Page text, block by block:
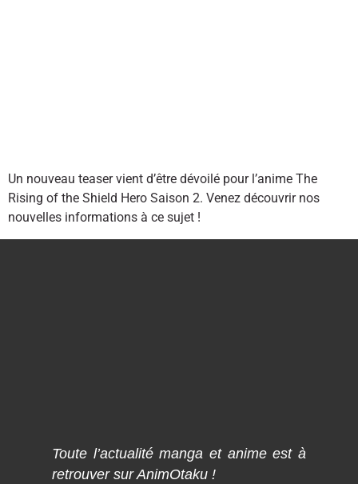
Un nouveau teaser vient d’être dévoilé pour l’anime The
Rising of the Shield Hero Saison 2. Venez découvrir nos
nouvelles informations à ce sujet !
Toute l’actualité manga et anime est à
retrouver sur AnimOtaku !